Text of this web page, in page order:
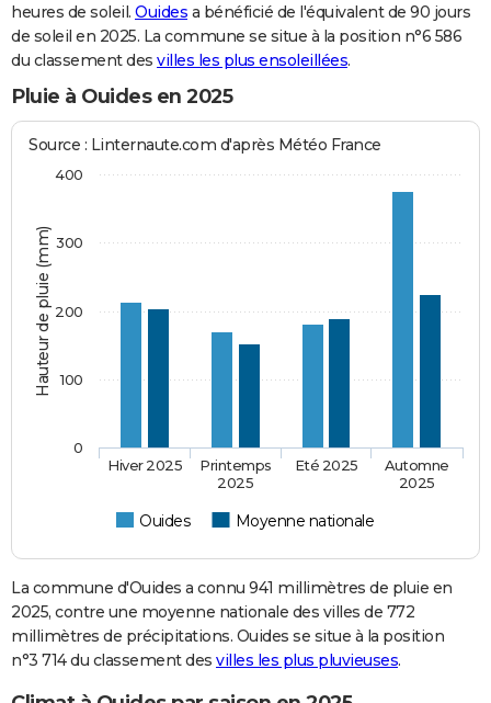
heures de soleil. Ouides a bénéficié de l'équivalent de 90 jours
de soleil en 2025. La commune se situe à la position n°6 586
du classement des villes les plus ensoleillées.
Pluie à Ouides en 2025
Hauteur de pluie (mm)
Source : Linternaute.com d'après Météo France
Ouides Moyenne nationale
Hiver 2025
Printemps
2025
Eté 2025
Automne
2025
0
100
200
300
400
La commune d'Ouides a connu 941 millimètres de pluie en
2025, contre une moyenne nationale des villes de 772
millimètres de précipitations. Ouides se situe à la position
n°3 714 du classement des villes les plus pluvieuses.